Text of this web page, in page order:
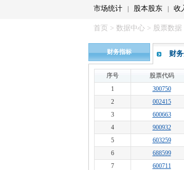
市场统计 股本股东 收
首页 > 数据中心 > 股票数据
财务指标 财
序号 股票代码
1
300750
2
002415
3
600663
4
900932
5
603259
6
688599
7
600711